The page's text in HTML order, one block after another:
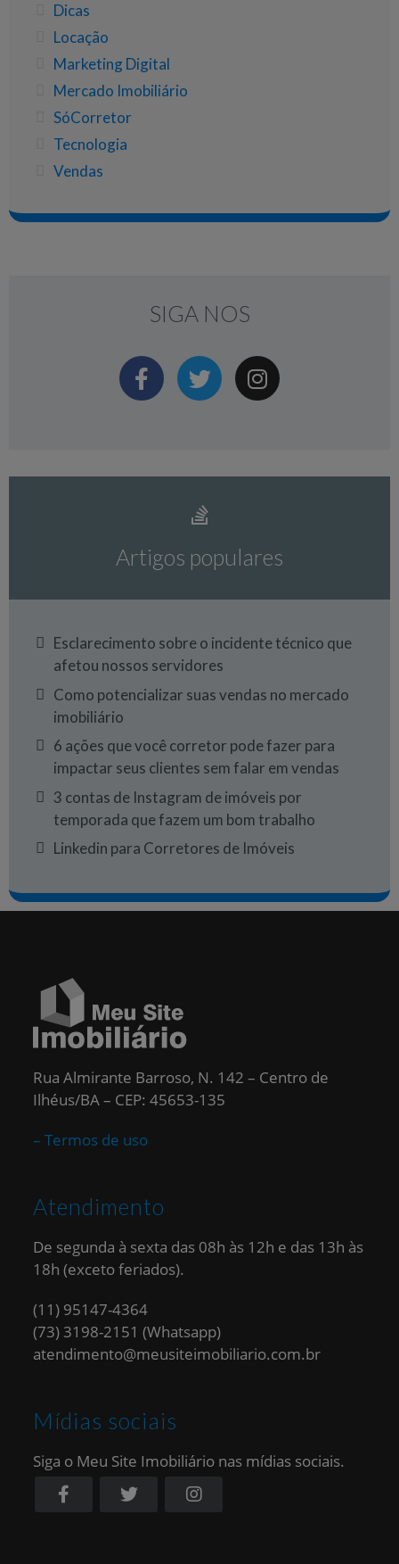
Dicas
Locação
Marketing Digital
Mercado Imobiliário
SóCorretor
Tecnologia
Vendas
SIGA NOS
Artigos populares
Esclarecimento sobre o incidente técnico que
afetou nossos servidores
Como potencializar suas vendas no mercado
imobiliário
6 ações que você corretor pode fazer para
impactar seus clientes sem falar em vendas
3 contas de Instagram de imóveis por
temporada que fazem um bom trabalho
Linkedin para Corretores de Imóveis
Rua Almirante Barroso, N. 142 – Centro de
Ilhéus/BA – CEP: 45653-135
– Termos de uso
Atendimento
De segunda à sexta das 08h às 12h e das 13h às
18h (exceto feriados).
(11) 95147-4364
(73) 3198-2151 (Whatsapp)
atendimento@meusiteimobiliario.com.br
Mídias sociais
Siga o Meu Site Imobiliário nas mídias sociais.